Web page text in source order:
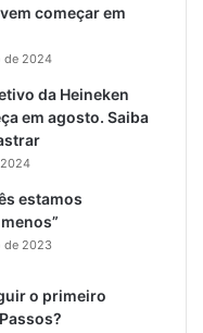
começar em
de 2024
da Heineken
em agosto. Saiba
estamos
de 2023
o primeiro